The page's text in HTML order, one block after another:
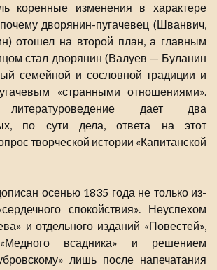
коренные изменения в характере
почему дворянин-пугачевец (Шванвич,
отошел на второй план, а главным
стал дворянин (Валуев — Буланин
семейной и сословной традиции и
«странными отношениями».
литературоведение дает два
по сути дела, ответа на этот
творческой истории «Капитанской
осенью 1835 года не только из-
спокойствия». Неуспехом
и отдельного изданий «Повестей»,
всадника» и решением
лишь после напечатания